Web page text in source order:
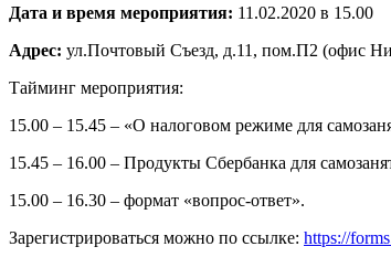
Дата и время мероприятия: 11.02.2020 в 15.00
Адрес: ул.Почтовый Съезд, д.11, пом.П2 (офис
Тайминг мероприятия:
15.00 – 15.45 – «О налоговом режиме для
15.45 – 16.00 – Продукты Сбербанка для
15.00 – 16.30 – формат «вопрос-ответ».
Зарегистрироваться можно по ссылке: https://